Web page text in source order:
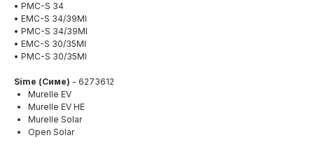
• PMC-S 34
• EMC-S 34/39MI
• PMC-S 34/39MI
• EMC-S 30/35MI
• PMC-S 30/35MI
Sime (Симе) - 6273612
Murelle EV
Murelle EV HE
Murelle Solar
Open Solar